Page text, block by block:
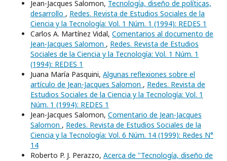
Jean-Jacques Salomon, Tecnología, diseño de políticas,
desarrollo , Redes. Revista de Estudios Sociales de la
Ciencia y la Tecnología: Vol. 1 Núm. 1 (1994): REDES 1
Carlos A. Martínez Vidal, Comentarios al documento de
Jean-Jacques Salomon , Redes. Revista de Estudios
Sociales de la Ciencia y la Tecnología: Vol. 1 Núm. 1
(1994): REDES 1
Juana María Pasquini, Algunas reflexiones sobre el
artículo de Jean-Jacques Salomon , Redes. Revista de
Estudios Sociales de la Ciencia y la Tecnología: Vol. 1
Núm. 1 (1994): REDES 1
Jean-Jacques Salomon, Comentario de Jean-Jacques
Salomon , Redes. Revista de Estudios Sociales de la
Ciencia y la Tecnología: Vol. 6 Núm. 14 (1999): Redes N°
14
Roberto P. J. Perazzo, Acerca de "Tecnología, diseño de